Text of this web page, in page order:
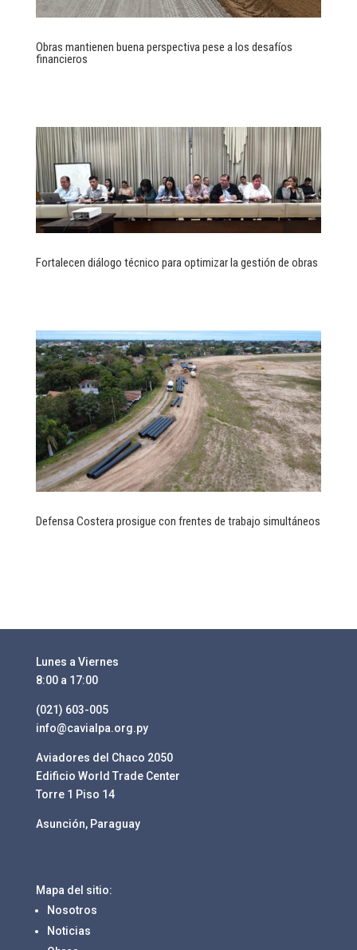
Obras mantienen buena perspectiva pese a los desafíos
financieros
Fortalecen diálogo técnico para optimizar la gestión de obras
Defensa Costera prosigue con frentes de trabajo simultáneos
Lunes a Viernes
8:00 a 17:00
(021) 603-005
info@cavialpa.org.py
Aviadores del Chaco 2050
Edificio World Trade Center
Torre 1 Piso 14
Asunción, Paraguay
Mapa del sitio:
Nosotros
Noticias